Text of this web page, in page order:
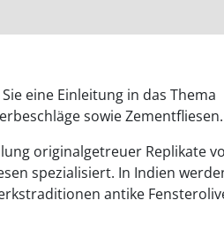
eine Einleitung in das Thema
sowie Zementfliesen.
originalgetreuer Replikate
spezialisiert. In Indien
antike